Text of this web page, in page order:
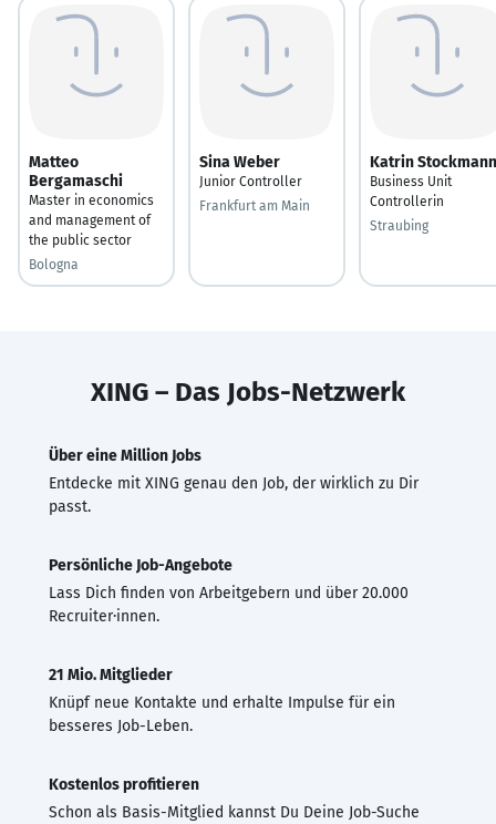
Matteo
Bergamaschi
Master in economics
and management of
the public sector
Bologna
Sina Weber
Junior Controller
Frankfurt am Main
Katrin Stockmann
Business Unit
Controllerin
Straubing
XING – Das Jobs-Netzwerk
Über eine Million Jobs
Entdecke mit XING genau den Job, der wirklich zu Dir
passt.
Persönliche Job-Angebote
Lass Dich finden von Arbeitgebern und über 20.000
Recruiter·innen.
21 Mio. Mitglieder
Knüpf neue Kontakte und erhalte Impulse für ein
besseres Job-Leben.
Kostenlos profitieren
Schon als Basis-Mitglied kannst Du Deine Job-Suche